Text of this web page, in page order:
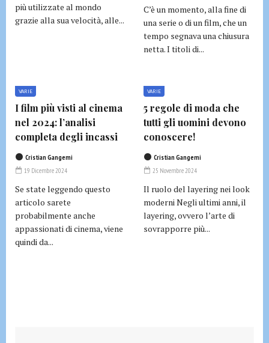
più utilizzate al mondo
grazie alla sua velocità, alle...
C’è un momento, alla fine di
una serie o di un film, che un
tempo segnava una chiusura
netta. I titoli di...
VARIE
I film più visti al cinema
nel 2024: l’analisi
completa degli incassi
Cristian Gangemi
19 Dicembre 2024
Se state leggendo questo
articolo sarete
probabilmente anche
appassionati di cinema, viene
quindi da...
VARIE
5 regole di moda che
tutti gli uomini devono
conoscere!
Cristian Gangemi
25 Novembre 2024
Il ruolo del layering nei look
moderni Negli ultimi anni, il
layering, ovvero l’arte di
sovrapporre più...